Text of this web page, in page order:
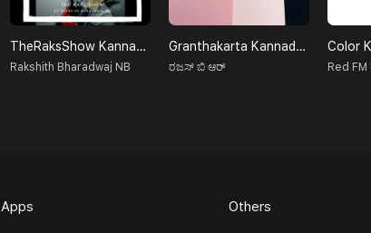
TheRaksShow Kannada Podcast.
Rakshith Bharadwaj NB
Granthakarta Kannada Podcast
ರಜಸ್ ಬಿ ಆರ್ Red FM
Apps Others